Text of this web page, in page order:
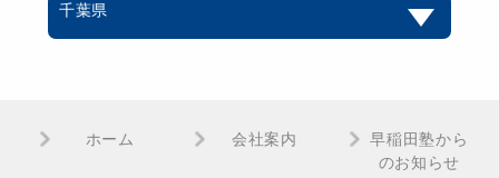
千葉県
ホーム 会社案内
早稲田塾から
のお知らせ